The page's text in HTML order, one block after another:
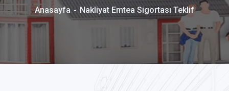
Anasayfa Nakliyat Emtea Sigortası Teklif